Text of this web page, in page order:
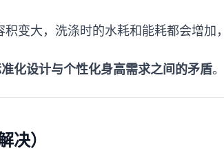
变大，洗涤时的水耗和能耗都会增加
化设计与个性化身高需求之间的矛盾。
决）